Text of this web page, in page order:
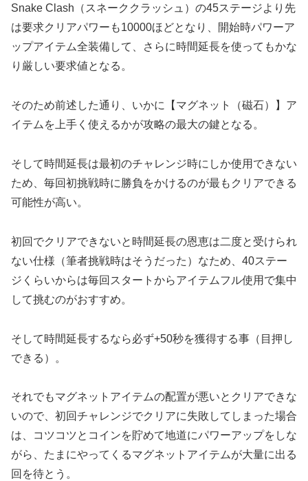
Snake Clash（スネーククラッシュ）の45ステージより先
は要求クリアパワーも10000ほどとなり、開始時パワーア
ップアイテム全装備して、さらに時間延長を使ってもかな
り厳しい要求値となる。
そのため前述した通り、いかに【マグネット（磁石）】ア
イテムを上手く使えるかが攻略の最大の鍵となる。
そして時間延長は最初のチャレンジ時にしか使用できない
ため、毎回初挑戦時に勝負をかけるのが最もクリアできる
可能性が高い。
初回でクリアできないと時間延長の恩恵は二度と受けられ
ない仕様（筆者挑戦時はそうだった）なため、40ステー
ジくらいからは毎回スタートからアイテムフル使用で集中
して挑むのがおすすめ。
そして時間延長するなら必ず+50秒を獲得する事（目押し
できる）。
それでもマグネットアイテムの配置が悪いとクリアできな
いので、初回チャレンジでクリアに失敗してしまった場合
は、コツコツとコインを貯めて地道にパワーアップをしな
がら、たまにやってくるマグネットアイテムが大量に出る
回を待とう。